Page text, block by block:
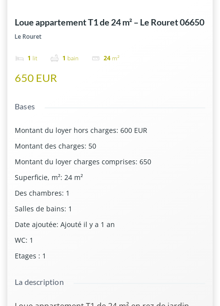
Loue appartement T1 de 24 m² – Le Rouret 06650
Le Rouret
1 lit 1 bain 24 m²
650 EUR
Bases
Montant du loyer hors charges: 600 EUR
Montant des charges: 50
Montant du loyer charges comprises: 650
Superficie, m²: 24 m²
Des chambres: 1
Salles de bains: 1
Date ajoutée: Ajouté il y a 1 an
WC: 1
Etages : 1
La description